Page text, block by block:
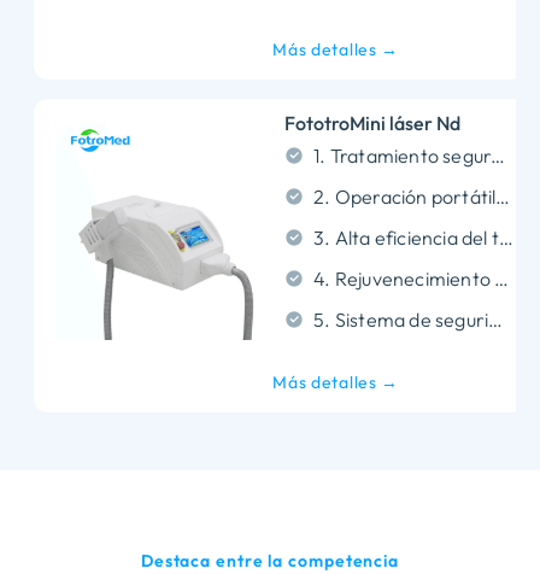
Más detalles →
FototroMini láser Nd
1. Tratamiento seguro y eficiente: ◦ La energía del láser en longitudes de onda de 1064 nm y 532 nm es absorbida únicamente por partículas de pigmento., asegurando que no se dañe la piel normal. El sistema automático integrado de protección del nivel y la temperatura del agua garantiza tratamientos seguros y eficientes..
2. Operación portátil y fácil: ◦ El dispositivo cuenta con una pantalla táctil LCD fácil de usar para una fácil operación. El colimador garantiza tratamientos seguros y precisos., haciéndolo ideal para clínicas de todos los tamaños.
3. Alta eficiencia del tratamiento: ◦ Capaz de eliminar tatuajes oscuros y negros en solo 1-2 sesiones, mientras 3-4 Las sesiones tratan eficazmente los tatuajes más claros y de color rojo.. De término medio, Los tatuajes regulares se eliminan por completo en 2 sesiones.
4. Rejuvenecimiento de la piel: ◦ El cabezal de tratamiento SR apunta a los poros para reducirlos, aclaramiento de la piel, y blanqueamiento, ofreciendo beneficios adicionales además de la eliminación de tatuajes.
5. Sistema de seguridad incorporado avanzado: ◦ El sistema de alarma de autocomprobación protege la máquina., asegurando una mayor durabilidad y reduciendo los costos de mantenimiento.
Más detalles →
Destaca entre la competencia